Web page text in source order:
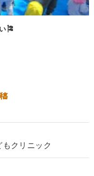
🎏
クリニック